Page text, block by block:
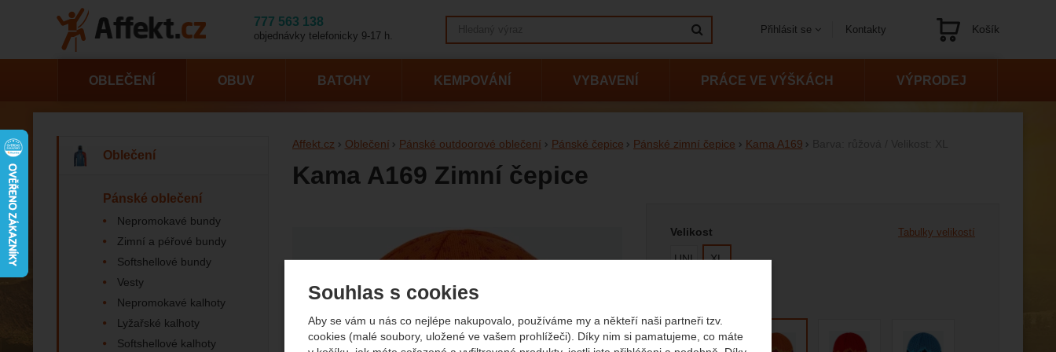
Souhlas s cookies
Aby se vám u nás co nejlépe nakupovalo, používáme my a někteří naši partneři tzv.
cookies (malé soubory, uložené ve vašem prohlížeči). Díky nim si pamatujeme, co máte
Affekt.cz Oblečení Pánské outdoorové oblečení Pánské čepice Pánské zimní čepice Kama A169
Kama A169 Zimní čepice
Velikost Tabulky velikostí
UNI XL
OBLEČENÍ OBUV BATOHY KEMPOVÁNÍ VYBAVENÍ PRÁCE VE VÝŠKÁCH VÝPRODEJ
Oblečení
Pánské oblečení
Nepromokavé bundy
Zimní a péřové bundy
Softshellové bundy
Vesty
Nepromokavé kalhoty
Lyžařské kalhoty
Softshellové kalhoty
777 563 138
objednávky telefonicky 9-17 h.
Kontakty
Přihlásit se Košík